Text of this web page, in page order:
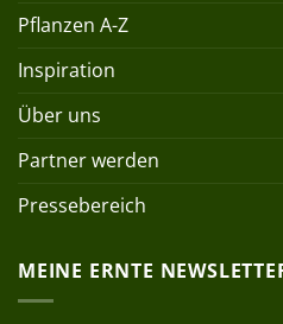
Pflanzen A-Z
Inspiration
Über uns
Partner werden
Pressebereich
MEINE ERNTE